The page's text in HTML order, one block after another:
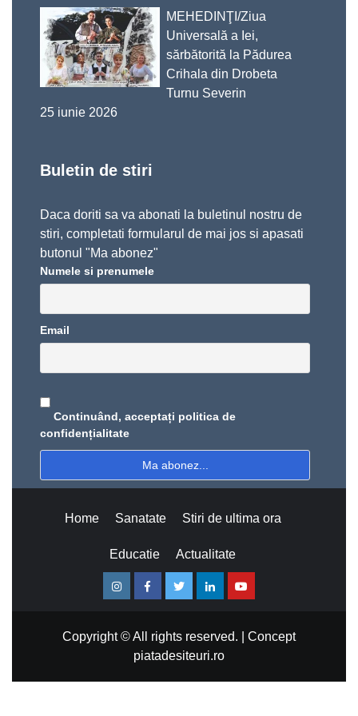
MEHEDINŢI/Ziua
Universală a Iei,
sărbătorită la Pădurea
Crihala din Drobeta
Turnu Severin
25 iunie 2026
Buletin de stiri
Daca doriti sa va abonati la buletinul nostru de
stiri, completati formularul de mai jos si apasati
butonul "Ma abonez"
Numele si prenumele
Email
Continuând, acceptați politica de
confidențialitate
Home Sanatate Stiri de ultima ora
Educatie Actualitate
InstagramFacebookTwitterLinkedinYoutube
Copyright © All rights reserved.
Concept
piatadesiteuri.ro